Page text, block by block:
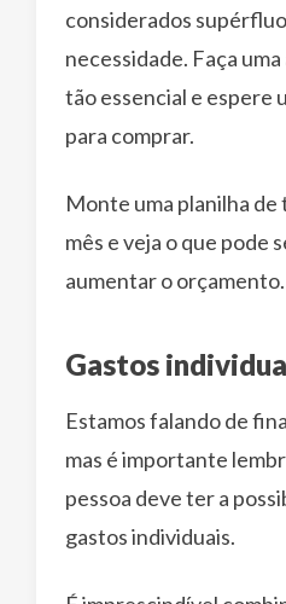
considerados
necessidade. Faça
tão essencial e espere
para comprar.
Monte uma planilha de
mês e veja o que pode
aumentar o orçamento.
Gastos
Estamos falando de
mas é importante
pessoa deve ter a
gastos individuais.